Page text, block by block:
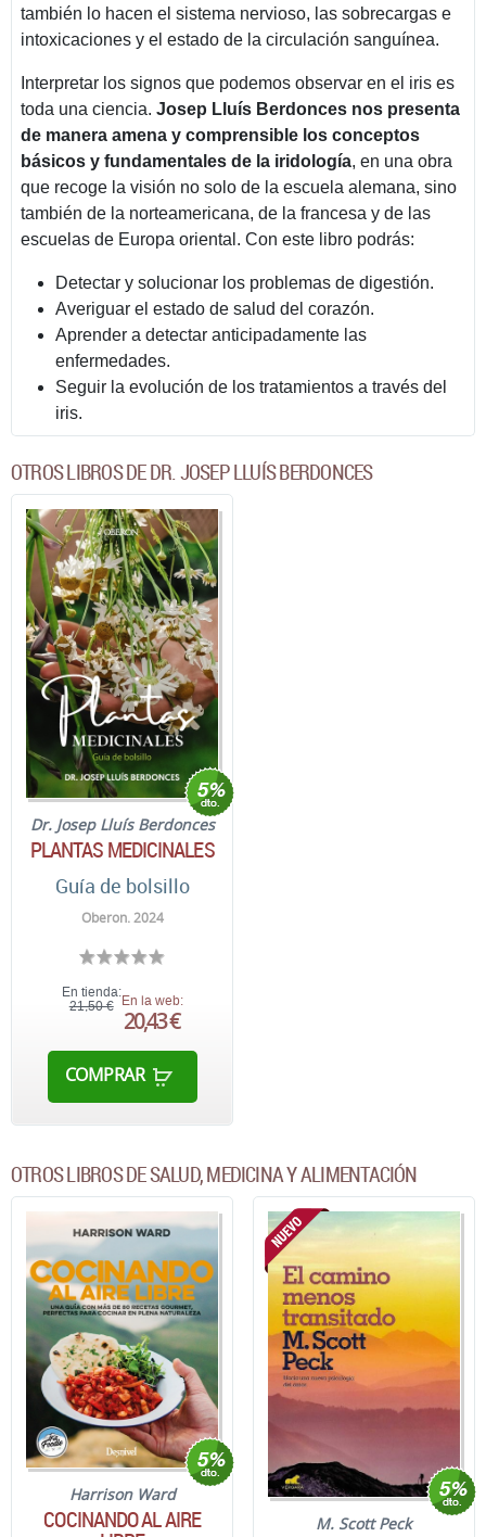
también lo hacen el sistema nervioso, las sobrecargas e
intoxicaciones y el estado de la circulación sanguínea.
Interpretar los signos que podemos observar en el iris es
toda una ciencia. Josep Lluís Berdonces nos presenta
de manera amena y comprensible los conceptos
básicos y fundamentales de la iridología, en una obra
que recoge la visión no solo de la escuela alemana, sino
también de la norteamericana, de la francesa y de las
escuelas de Europa oriental. Con este libro podrás:
Detectar y solucionar los problemas de digestión.
Averiguar el estado de salud del corazón.
Aprender a detectar anticipadamente las
enfermedades.
Seguir la evolución de los tratamientos a través del
iris.
OTROS LIBROS DE DR. JOSEP LLUÍS BERDONCES
Dr. Josep Lluís Berdonces
PLANTAS MEDICINALES
Guía de bolsillo
Oberon. 2024
En tienda:
21,50 € En la web:
20,43 €
COMPRAR
OTROS LIBROS DE SALUD, MEDICINA Y ALIMENTACIÓN
Harrison Ward
COCINANDO AL AIRE M. Scott Peck